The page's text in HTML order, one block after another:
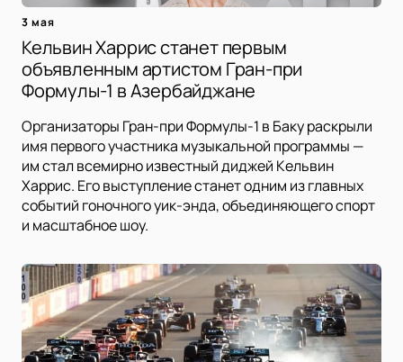
3 мая
Кельвин Харрис станет первым
объявленным артистом Гран-при
Формулы-1 в Азербайджане
Организаторы Гран-при Формулы-1 в Баку раскрыли
имя первого участника музыкальной программы —
им стал всемирно известный диджей Кельвин
Харрис. Его выступление станет одним из главных
событий гоночного уик-энда, объединяющего спорт
и масштабное шоу.